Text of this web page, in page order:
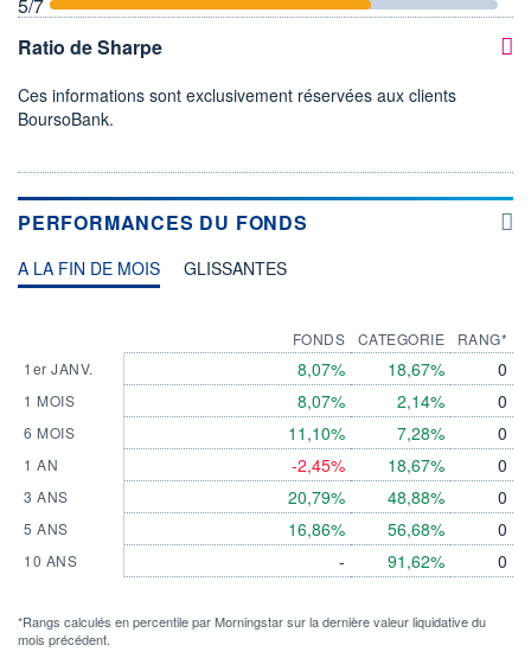
5/7
Ratio de Sharpe
Ces informations sont exclusivement réservées aux clients
BoursoBank.
PERFORMANCES DU FONDS
A LA FIN DE MOIS GLISSANTES
1er JANV.
1 MOIS
6 MOIS
1 AN
3 ANS
5 ANS
10 ANS
FONDS
8,07%
8,07%
11,10%
-2,45%
20,79%
16,86%
-
CATEGORIE
18,67%
2,14%
7,28%
18,67%
48,88%
56,68%
91,62%
RANG*
0
0
0
0
0
0
0
*Rangs calculés en percentile par Morningstar sur la dernière valeur liquidative du
mois précédent.